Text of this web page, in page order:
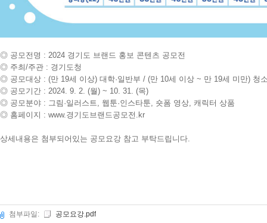
◎ 공모전명 : 2024 경기도 브랜드 홍보 콘텐츠 공모전
◎ 주최/주관 : 경기도청
◎ 공모대상 : (만 19세 이상) 대학·일반부 / (만 10세 이상 ~ 만 19세 미만) 청
◎ 공모기간 : 2024. 9. 2. (월) ~ 10. 31. (목)
◎ 공모분야 : 그림·일러스트, 웹툰·인스타툰, 숏폼 영상, 캐릭터 상품
◎ 홈페이지 : www.경기도브랜드공모전.kr
상세내용은 첨부되어있는 공모요강 참고 부탁드립니다.
첨부파일: 공모요강.pdf